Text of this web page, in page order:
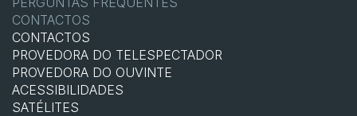
CONTACTOS
CONTACTOS
PROVEDORA DO TELESPECTADOR
PROVEDORA DO OUVINTE
ACESSIBILIDADES
SATÉLITES